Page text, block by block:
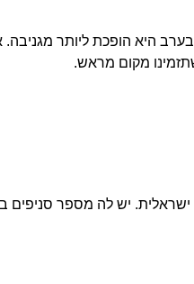
היא הופכת ליותר
מקום מראש.